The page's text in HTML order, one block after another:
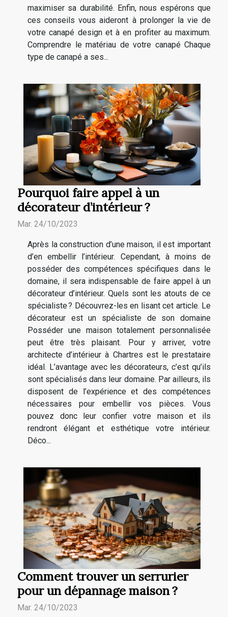
maximiser sa durabilité. Enfin, nous espérons que
ces conseils vous aideront à prolonger la vie de
votre canapé design et à en profiter au maximum.
Comprendre le matériau de votre canapé Chaque
type de canapé a ses...
Pourquoi faire appel à un
décorateur d’intérieur ?
Mar. 24/10/2023
Après la construction d’une maison, il est important
d’en embellir l’intérieur. Cependant, à moins de
posséder des compétences spécifiques dans le
domaine, il sera indispensable de faire appel à un
décorateur d’intérieur. Quels sont les atouts de ce
spécialiste ? Découvrez-les en lisant cet article. Le
décorateur est un spécialiste de son domaine
Posséder une maison totalement personnalisée
peut être très plaisant. Pour y arriver, votre
architecte d’intérieur à Chartres est le prestataire
idéal. L’avantage avec les décorateurs, c’est qu’ils
sont spécialisés dans leur domaine. Par ailleurs, ils
disposent de l’expérience et des compétences
nécessaires pour embellir vos pièces. Vous
pouvez donc leur confier votre maison et ils
rendront élégant et esthétique votre intérieur.
Déco...
Comment trouver un serrurier
pour un dépannage maison ?
Mar. 24/10/2023